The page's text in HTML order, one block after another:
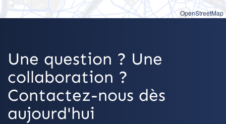
OpenStreetMap
Une question ? Une
collaboration ?
Contactez-nous dès
aujourd'hui